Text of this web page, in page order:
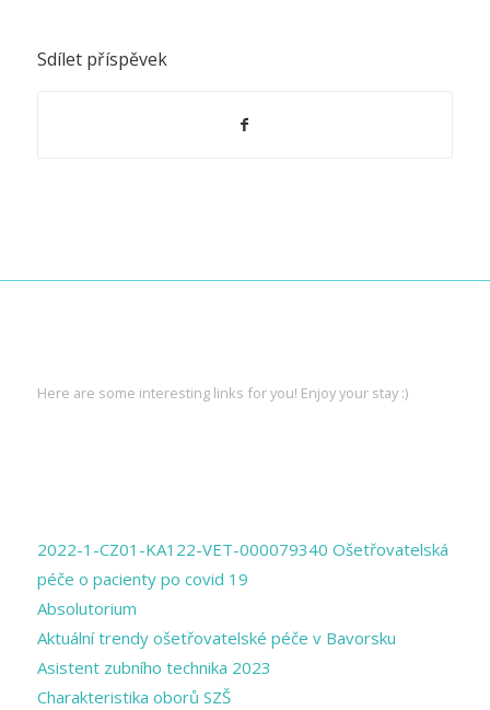
Sdílet příspěvek
Here are some interesting links for you! Enjoy your stay :)
2022-1-CZ01-KA122-VET-000079340 Ošetřovatelská
péče o pacienty po covid 19
Absolutorium
Aktuální trendy ošetřovatelské péče v Bavorsku
Asistent zubního technika 2023
Charakteristika oborů SZŠ